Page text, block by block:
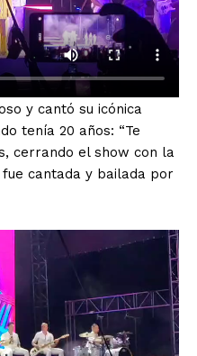
y cantó su icónica
tenía 20 años: “Te
cerrando el show con la
fue cantada y bailada por